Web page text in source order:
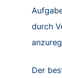
durch
Der